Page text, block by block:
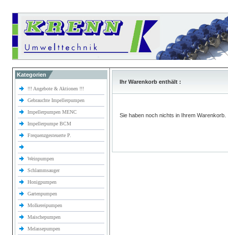
Kategorien
!!! Angebote & Aktionen !!!
Gebrauchte Impellerpumpen
Impellerpumpen MENC
Impellerpumpe BCM
Frequenzgesteuerte P.
Weinpumpen
Schlammsauger
Honigpumpen
Gartenpumpen
Molkereipumpen
Maischepumpen
Melassepumpen
Ihr Warenkorb enthält :
Sie haben noch nichts in Ihrem Warenkorb.